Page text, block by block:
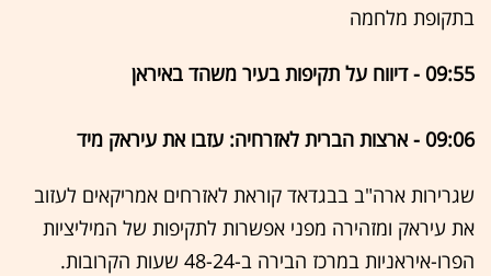
בתקופת מלחמה
09:55 - דיווח על תקיפות בעיר משהד באיראן
09:06 - ארצות הברית לאזרחיה: עזבו את עיראק מיד
שגרירות ארה"ב בבגדאד קוראת לאזרחים אמריקאים לעזוב
את עיראק ומזהירה מפני אפשרות לתקיפות של המיליציות
הפרו-איראניות במרכז הבירה ב-48-24 שעות הקרובות.